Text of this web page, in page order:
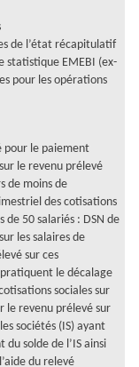
de l’état récapitulatif
statistique EMEBI (ex-
pour les opérations
pour le paiement
le revenu prélevé
de moins de
des cotisations
de 50 salariés : DSN de
les salaires de
sur ces
pratiquent le décalage
sociales sur
le revenu prélevé sur
sociétés (IS) ayant
solde de l’IS ainsi
du relevé